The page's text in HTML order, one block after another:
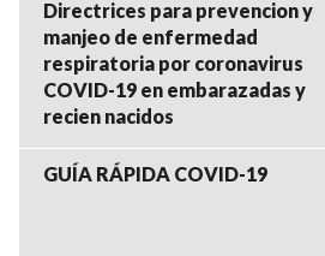
Directrices para prevencion y
manjeo de enfermedad
respiratoria por coronavirus
COVID-19 en embarazadas y
recien nacidos
GUÍA RÁPIDA COVID-19